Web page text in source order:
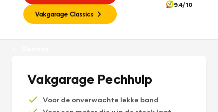
Vakgarage Classics
9.4/10
Vakgarage Pechhulp
Voor de onverwachte lekke band